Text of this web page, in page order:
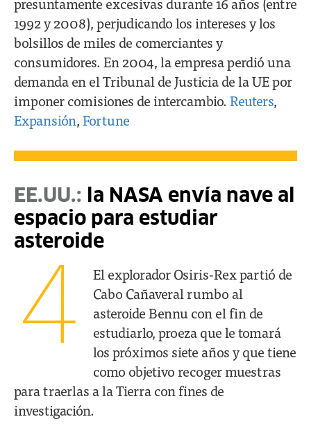
1992 y 2008), perjudicando los intereses y los
bolsillos de miles de comerciantes y
consumidores. En 2004, la empresa perdió una
demanda en el Tribunal de Justicia de la UE por
imponer comisiones de intercambio. Reuters,
Expansión,Fortune
EE.UU.: la NASA envía nave al
espacio para estudiar
asteroide
4
El explorador Osiris-Rex partió de
Cabo Cañaveral rumbo al
asteroide Bennu con el fin de
estudiarlo, proeza que le tomará
los próximos siete años y que tiene
como objetivo recoger muestras
para traerlas a la Tierra con fines de
investigación.